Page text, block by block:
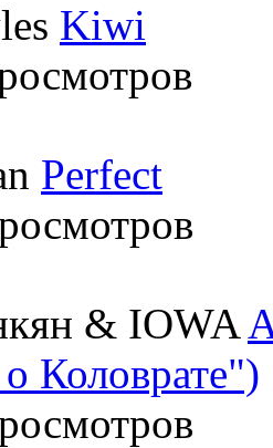
Kiwi
Perfect
& IOWA
Коловрате")